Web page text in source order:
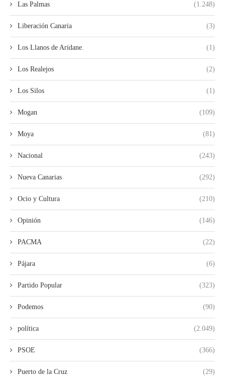
Las Palmas (1.248)
Liberación Canaria (3)
Los Llanos de Aridane. (1)
Los Realejos (2)
Los Silos (1)
Mogan (109)
Moya (81)
Nacional (243)
Nueva Canarias (292)
Ocio y Cultura (210)
Opinión (146)
PACMA (22)
Pájara (6)
Partido Popular (323)
Podemos (90)
política (2.049)
PSOE (366)
Puerto de la Cruz (29)